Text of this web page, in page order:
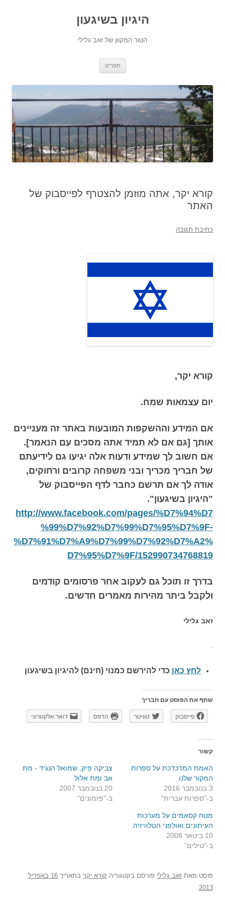
היגיון בשיגעון
הטור המקוון של זאב גלילי
תפריט
קורא יקר, אתה מוזמן להצטרף לפייסבוק של
האתר
כתיבת תגובה
קורא יקר,
יום עצמאות שמח.
אם המידע וההשקפות המובעות באתר זה מעניינים
אותך [גם אם לא תמיד אתה מסכים עם הנאמר].
אם חשוב לך שמידע ודעות אלה יגיעו גם לידיעתם
של חבריך מכריך ובני משפחה קרובים ורחוקים,
אודה לך אם תרשם כחבר לדף הפייסבוק של
"היגיון בשיגעון".
http://www.facebook.com/pages/%D7%94%D7
%99%D7%92%D7%99%D7%95%D7%9F-
%D7%91%D7%A9%D7%99%D7%92%D7%A2%
D7%95%D7%9F/152990734768819
בדרך זו תוכל גם לעקוב אחר פרסומים קודמים
ולקבל ביתר מהירות מאמרים חדשים.
זאב גלילי
לחץ כאן כדי להירשם כמנוי (חינם) להיגיון בשיגעון
שתף את הפוסט עם חבריך
פייסבוק טוויטר הדפס דואר אלקטרוני
קשור
האמת המדכדכת על ספרות
המקור שלנו
3 בנובמבר 2016
ב-"ספרות עברית"
צביקה פיק, שמואל הנגיד - מת
אב ומת אלול
20 בנובמבר 2007
ב-"פזמונים"
מטח קסאמים על מערכות
העיתונים ואולפני הטלוויזיה
10 בינואר 2008
ב-"טילים"
פוסט מאת זאב גלילי פורסם בקטגוריה קורא יקר בתאריך
16 באפריל
2013